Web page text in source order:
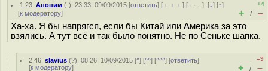
1.23 ,Аноним (-), 23:33, 09/09/2015 [ответить] [ ﹢﹢﹢] [ · · ·][↓] [↑]
[к модератору]
+4
+ / –
Ха-ха. Я бы напрягся, если бы Китай или Америка за это
взялись. А тут всё и так было понятно. Не по Сеньке шапка.
2.46 ,slavius (?), 08:26, 10/09/2015 [^] [^^] [^^^] [ответить]
[к модератору]
–9
+ / –